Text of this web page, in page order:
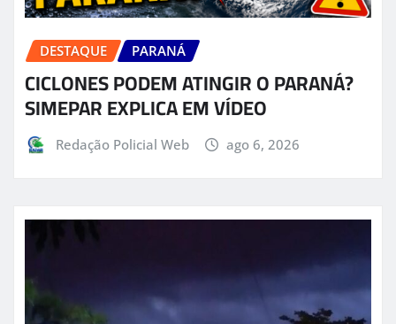
DESTAQUE PARANÁ
CICLONES PODEM ATINGIR O PARANÁ?
SIMEPAR EXPLICA EM VÍDEO
Redação Policial Web ago 6, 2026